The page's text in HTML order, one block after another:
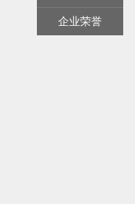
企业荣誉